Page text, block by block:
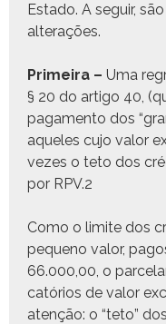
Esta­do. A seguir,
alterações.
Primeira – Uma
§ 20 do arti­go 40,
paga­men­to dos
aque­les cujo val­or
vezes o teto dos
por RPV.2
Como o lim­ite dos
pequeno val­or,
66.000,00, o
catórios de val­or
atenção: o “teto”